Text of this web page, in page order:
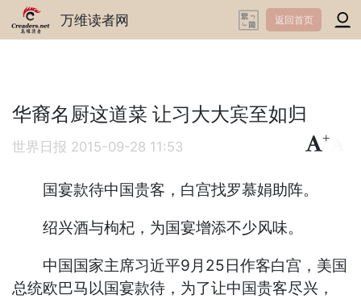
万维读者网 返回首页
华裔名厨这道菜 让习大大宾至如归
世界日报 2015-09-28 11:53
+
国宴款待中国贵客，白宫找罗慕娟助阵。
绍兴酒与枸杞，为国宴增添不少风味。
中国国家主席习近平9月25日作客白宫，美国
总统欧巴马以国宴款待，为了让中国贵客尽兴，